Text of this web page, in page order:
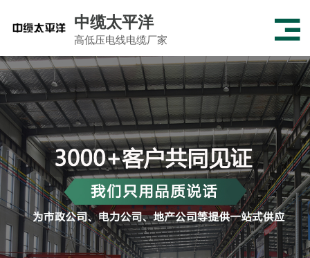
中缆太平洋
高低压电线电缆厂家